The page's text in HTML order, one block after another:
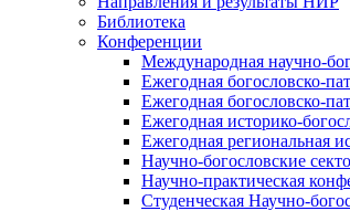
Библиотека
Конференции
Международная научно-
Ежегодная богословско-
Ежегодная богословско-
Ежегодная историко-
Ежегодная региональная
Научно-богословские
Научно-практическая
Студенческая Научно-